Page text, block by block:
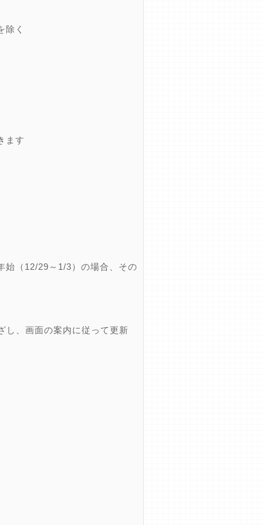
除く
ます
始（12/29～1/3）の場合、その
し、画面の案内に従って更新